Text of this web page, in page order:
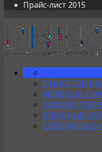
Прайс-лист 2015
МЕБЕЛЬНЫЕ
КОВАННЫЕ
СУВЕНИРНЫЕ